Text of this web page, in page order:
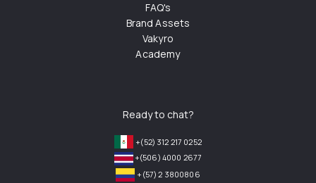
FAQ's
Brand Assets
Vakyro
Academy
Ready to chat?
+(52) 312 217 0252
+(506) 4000 2677
+(57) 2 3800806